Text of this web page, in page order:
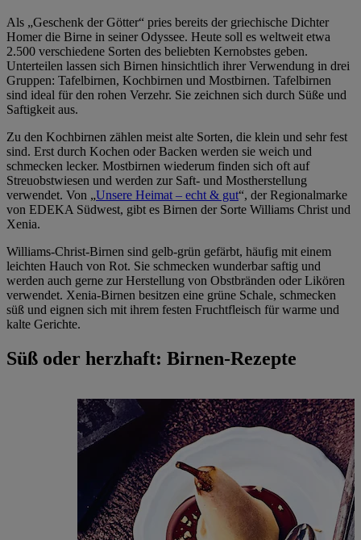
Als „Geschenk der Götter“ pries bereits der griechische Dichter
Homer die Birne in seiner Odyssee. Heute soll es weltweit etwa
2.500 verschiedene Sorten des beliebten Kernobstes geben.
Unterteilen lassen sich Birnen hinsichtlich ihrer Verwendung in drei
Gruppen: Tafelbirnen, Kochbirnen und Mostbirnen. Tafelbirnen
sind ideal für den rohen Verzehr. Sie zeichnen sich durch Süße und
Saftigkeit aus.
Zu den Kochbirnen zählen meist alte Sorten, die klein und sehr fest
sind. Erst durch Kochen oder Backen werden sie weich und
schmecken lecker. Mostbirnen wiederum finden sich oft auf
Streuobstwiesen und werden zur Saft- und Mostherstellung
verwendet. Von „Unsere Heimat – echt & gut“, der Regionalmarke
von EDEKA Südwest, gibt es Birnen der Sorte Williams Christ und
Xenia.
Williams-Christ-Birnen sind gelb-grün gefärbt, häufig mit einem
leichten Hauch von Rot. Sie schmecken wunderbar saftig und
werden auch gerne zur Herstellung von Obstbränden oder Likören
verwendet. Xenia-Birnen besitzen eine grüne Schale, schmecken
süß und eignen sich mit ihrem festen Fruchtfleisch für warme und
kalte Gerichte.
Süß oder herzhaft: Birnen-Rezepte